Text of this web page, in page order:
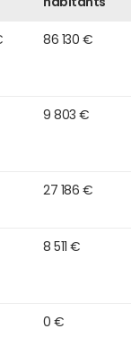
86 130 €
9 803 €
27 186 €
8 511 €
0 €